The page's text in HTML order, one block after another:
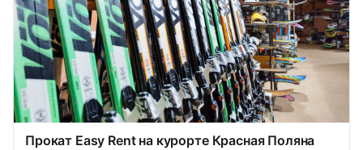
Прокат Easy Rent на курорте Красная Поляна